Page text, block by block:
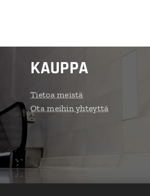
KAUPPA
Tietoa meistä
Ota meihin yhteyttä